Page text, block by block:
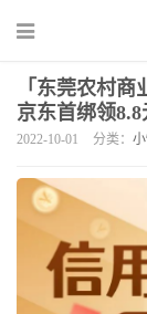
「东莞农村
京东首绑领8.8
2022-10-01 分类：